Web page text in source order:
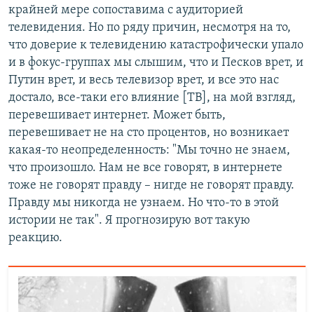
крайней мере сопоставима с аудиторией
телевидения. Но по ряду причин, несмотря на то,
что доверие к телевидению катастрофически упало
и в фокус-группах мы слышим, что и Песков врет, и
Путин врет, и весь телевизор врет, и все это нас
достало, все-таки его влияние [ТВ], на мой взгляд,
перевешивает интернет. Может быть,
перевешивает не на сто процентов, но возникает
какая-то неопределенность: "Мы точно не знаем,
что произошло. Нам не все говорят, в интернете
тоже не говорят правду – нигде не говорят правду.
Правду мы никогда не узнаем. Но что-то в этой
истории не так". Я прогнозирую вот такую
реакцию.